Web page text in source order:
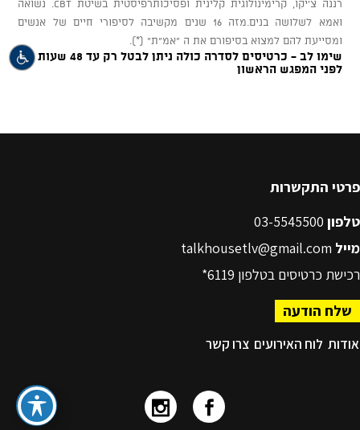
פרטי התקשרות
טלפון
מייל talkhousetlv@gmail.com
רכישת כרטיסים בטלפון 6119*
שלח הודעה
אודות לוח האירועים צרו קשר